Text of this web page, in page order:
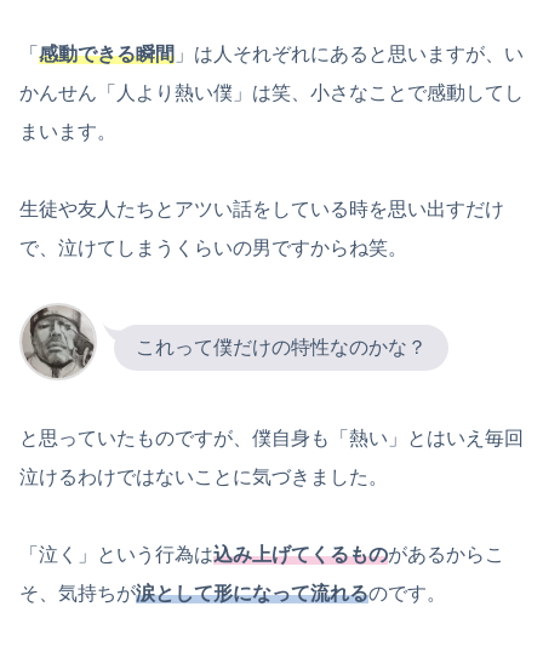
「 感動できる瞬間 」は人それぞれにあると思いますが、い
かんせん「人より熱い僕」は笑、小さなことで感動してし
まいます。
生徒や友人たちとアツい話をしている時を思い出すだけ
で、泣けてしまうくらいの男ですからね笑。
これって僕だけの特性なのかな？
と思っていたものですが、僕自身も「熱い」とはいえ毎回
泣けるわけではないことに気づきました。
「泣く」という行為は込み上げてくるものがあるからこ
そ、気持ちが涙として形になって流れるのです。